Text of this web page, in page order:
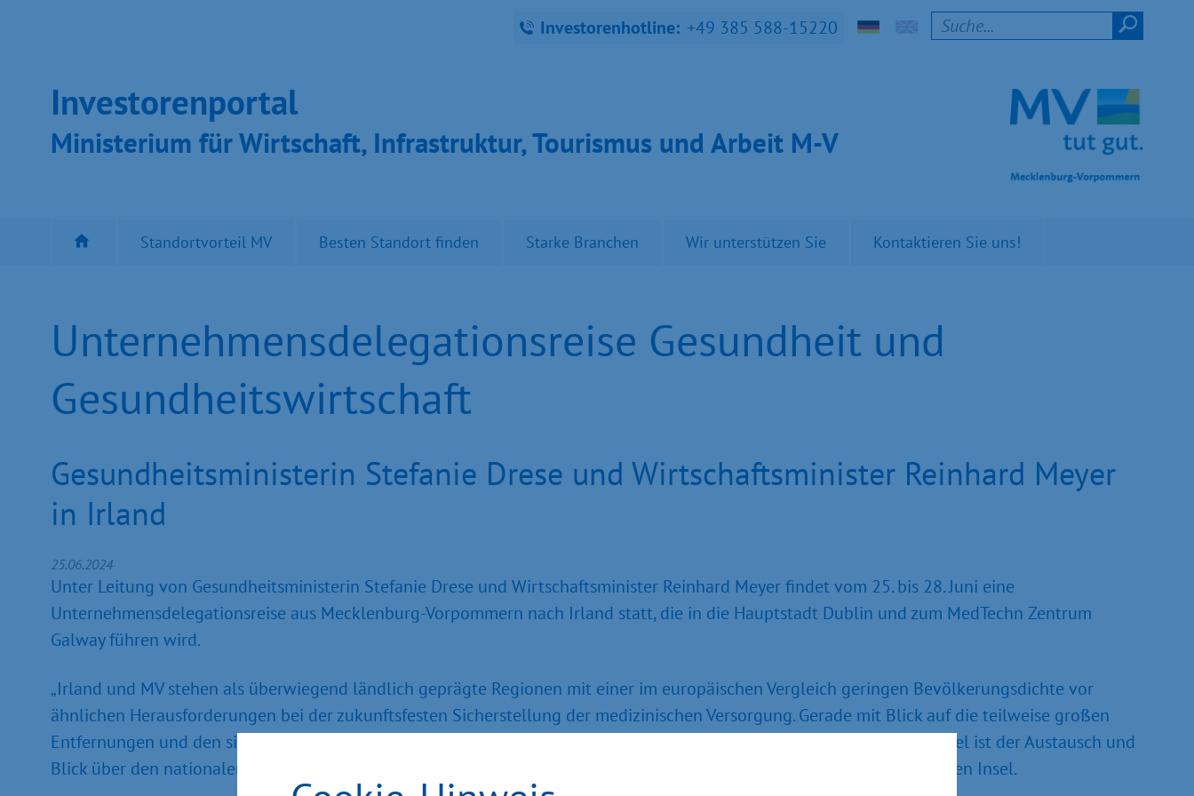
Investorenhotline: +49 385 588-15220
Inves­toren­por­tal
Ministeri­um für Wirt­schaft, Infra­struk­tur, Tou­ris­mus und Ar­beit M-V
Standortvorteil MV Besten Standort finden Starke Branchen Wir unterstützen Sie Kontaktieren Sie uns!
Unternehmensdelegationsreise Gesundheit und
Gesundheitswirtschaft
Gesundheitsministerin Stefanie Drese und Wirtschaftsminister Reinhard Meyer
in Irland
25.06.2024
Unter Leitung von Gesundheitsministerin Stefanie Drese und Wirtschaftsminister Reinhard Meyer findet vom 25. bis 28. Juni eine
Unternehmensdelegationsreise aus Mecklenburg-Vorpommern nach Irland statt, die in die Hauptstadt Dublin und zum MedTechn Zentrum
Galway führen wird.
„Irland und MV stehen als überwiegend ländlich geprägte Regionen mit einer im europäischen Vergleich geringen Bevölkerungsdichte vor
ähnlichen Herausforderungen bei der zukunftsfesten Sicherstellung der medizinischen Versorgung. Gerade mit Blick auf die teilweise großen
Entfernungen und den sich daraus ergebenen besonderen Bedarfen des Gesundheitssystems sowie den Fachkräftemangel ist der Austausch und
Blick über den nationalen Tellerrand für uns von großer Wichtigkeit“, betonte Drese im Vorfeld des Besuchs auf der grünen Insel.